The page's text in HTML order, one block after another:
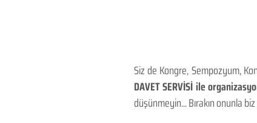
Siz de Kongre, Sempozyum,
DAVET SERVİSİ ile
düşünmeyin... Bırakın onunla